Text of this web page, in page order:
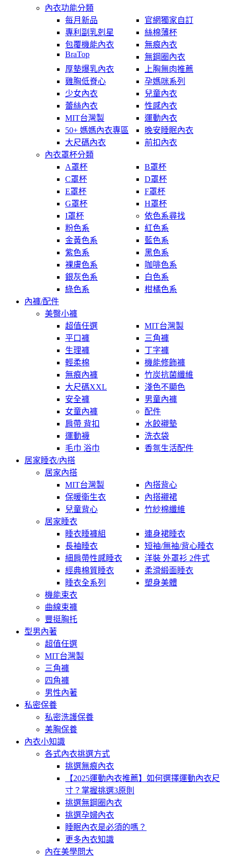
內衣功能分類
每月新品
官網獨家自訂
專利副乳剋星
絲棉薄杯
包覆機能內衣
無痕內衣
BraTop
無鋼圈內衣
厚墊爆乳內衣
上胸無肉推薦
雞胸低脊心
孕媽咪系列
少女內衣
兒童內衣
蕾絲內衣
性感內衣
MIT台灣製
運動內衣
50+ 媽媽內衣專區
晚安睡眠內衣
大尺碼內衣
前扣內衣
內衣罩杯分類
A罩杯
B罩杯
C罩杯
D罩杯
E罩杯
F罩杯
G罩杯
H罩杯
I罩杯
依色系尋找
粉色系
紅色系
金黃色系
藍色系
紫色系
黑色系
裸膚色系
咖啡色系
銀灰色系
白色系
綠色系
柑橘色系
內褲/配件
美臀小褲
超值任選
MIT台灣製
平口褲
三角褲
生理褲
丁字褲
輕柔棉
機能修飾褲
無痕內褲
竹炭抗菌纖維
大尺碼XXL
淺色不顯色
安全褲
男童內褲
女童內褲
配件
肩帶 背扣
水餃襯墊
運動襪
洗衣袋
毛巾 浴巾
香氛生活配件
居家睡衣/內搭
居家內搭
MIT台灣製
內搭背心
保暖衛生衣
內搭襯裙
兒童背心
竹紗棉纖維
居家睡衣
睡衣睡褲組
連身裙睡衣
長袖睡衣
短袖/無袖/背心睡衣
細肩帶性感睡衣
洋裝 外罩衫 2件式
經典棉質睡衣
柔滑緞面睡衣
睡衣全系列
塑身美體
機能束衣
曲線束褲
豐挺胸托
型男內著
超值任選
MIT台灣製
三角褲
四角褲
男性內著
私密保養
私密洗護保養
美胸保養
內衣小知識
各式內衣挑選方式
挑選無痕內衣
【2025運動內衣推薦】如何選擇運動內衣尺
寸？掌握挑選3原則
挑選無鋼圈內衣
挑選孕婦內衣
睡眠內衣是必須的嗎？
更多內衣知識
內在美學問大